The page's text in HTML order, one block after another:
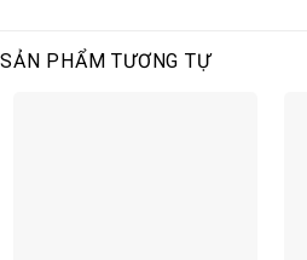
SẢN PHẨM TƯƠNG TỰ